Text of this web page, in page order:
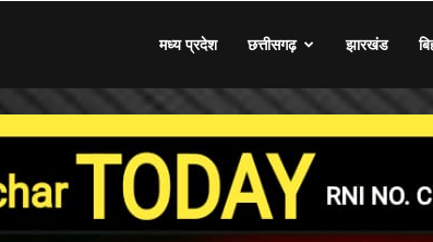
मध्य प्रदेश छत्तीसगढ़ झारखंड